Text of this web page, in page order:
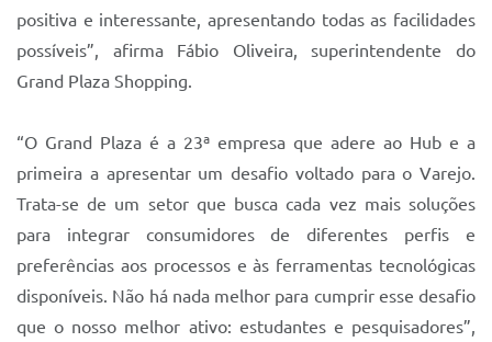
positiva e interessante, apresentando todas as facilidades
possíveis”, afirma Fábio Oliveira, superintendente do
Grand Plaza Shopping.
“O Grand Plaza é a 23ª empresa que adere ao Hub e a
primeira a apresentar um desafio voltado para o Varejo.
Trata-se de um setor que busca cada vez mais soluções
para integrar consumidores de diferentes perfis e
preferências aos processos e às ferramentas tecnológicas
disponíveis. Não há nada melhor para cumprir esse desafio
que o nosso melhor ativo: estudantes e pesquisadores”,